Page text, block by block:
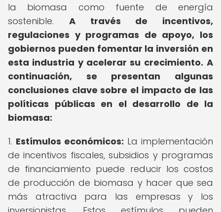
la biomasa como fuente de energía
sostenible. A través de incentivos,
regulaciones y programas de apoyo, los
gobiernos pueden fomentar la inversión en
esta industria y acelerar su crecimiento. A
continuación, se presentan algunas
conclusiones clave sobre el impacto de las
políticas públicas en el desarrollo de la
biomasa:
1. Estímulos económicos: La implementación
de incentivos fiscales, subsidios y programas
de financiamiento puede reducir los costos
de producción de biomasa y hacer que sea
más atractiva para las empresas y los